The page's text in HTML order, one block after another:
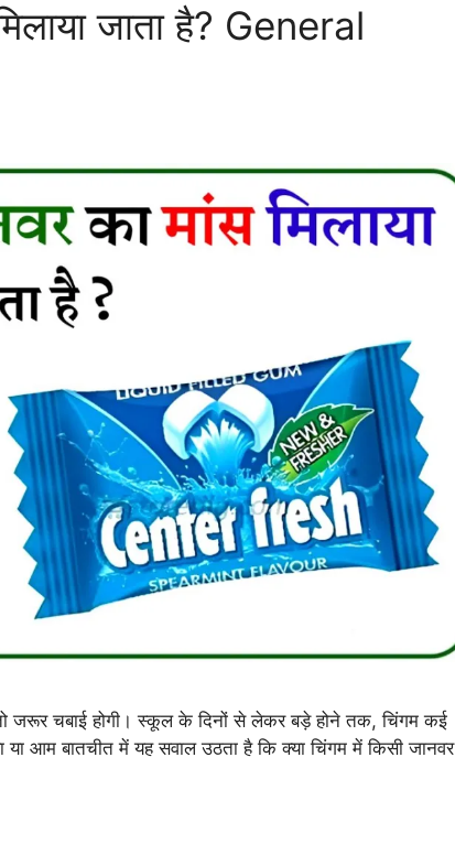
जाता है? General
चबाई होगी। स्कूल के दिनों से लेकर बड़े होने तक, चिंगम कई
आम बातचीत में यह सवाल उठता है कि क्या चिंगम में किसी जानवर